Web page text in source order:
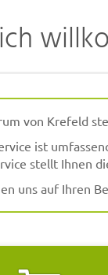
von Krefeld
ist
stellt Ihnen
uns auf Ihren